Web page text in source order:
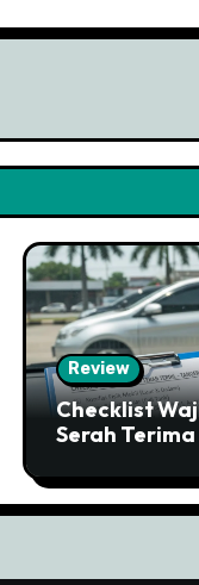
Review
Checklist
Serah